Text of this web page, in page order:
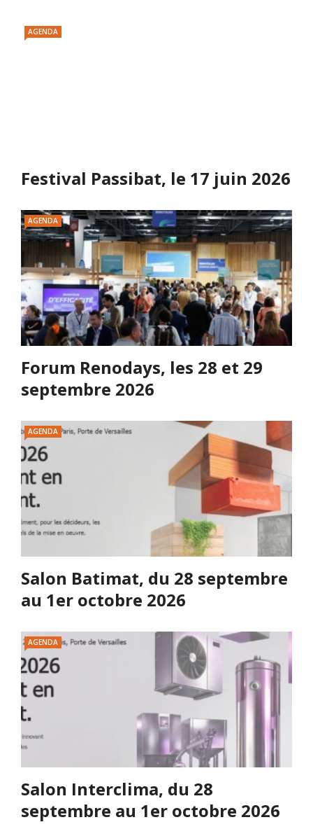
AGENDA
Festival Passibat, le 17 juin 2026
AGENDA
Forum Renodays, les 28 et 29
septembre 2026
AGENDA
Salon Batimat, du 28 septembre
au 1er octobre 2026
AGENDA
Salon Interclima, du 28
septembre au 1er octobre 2026